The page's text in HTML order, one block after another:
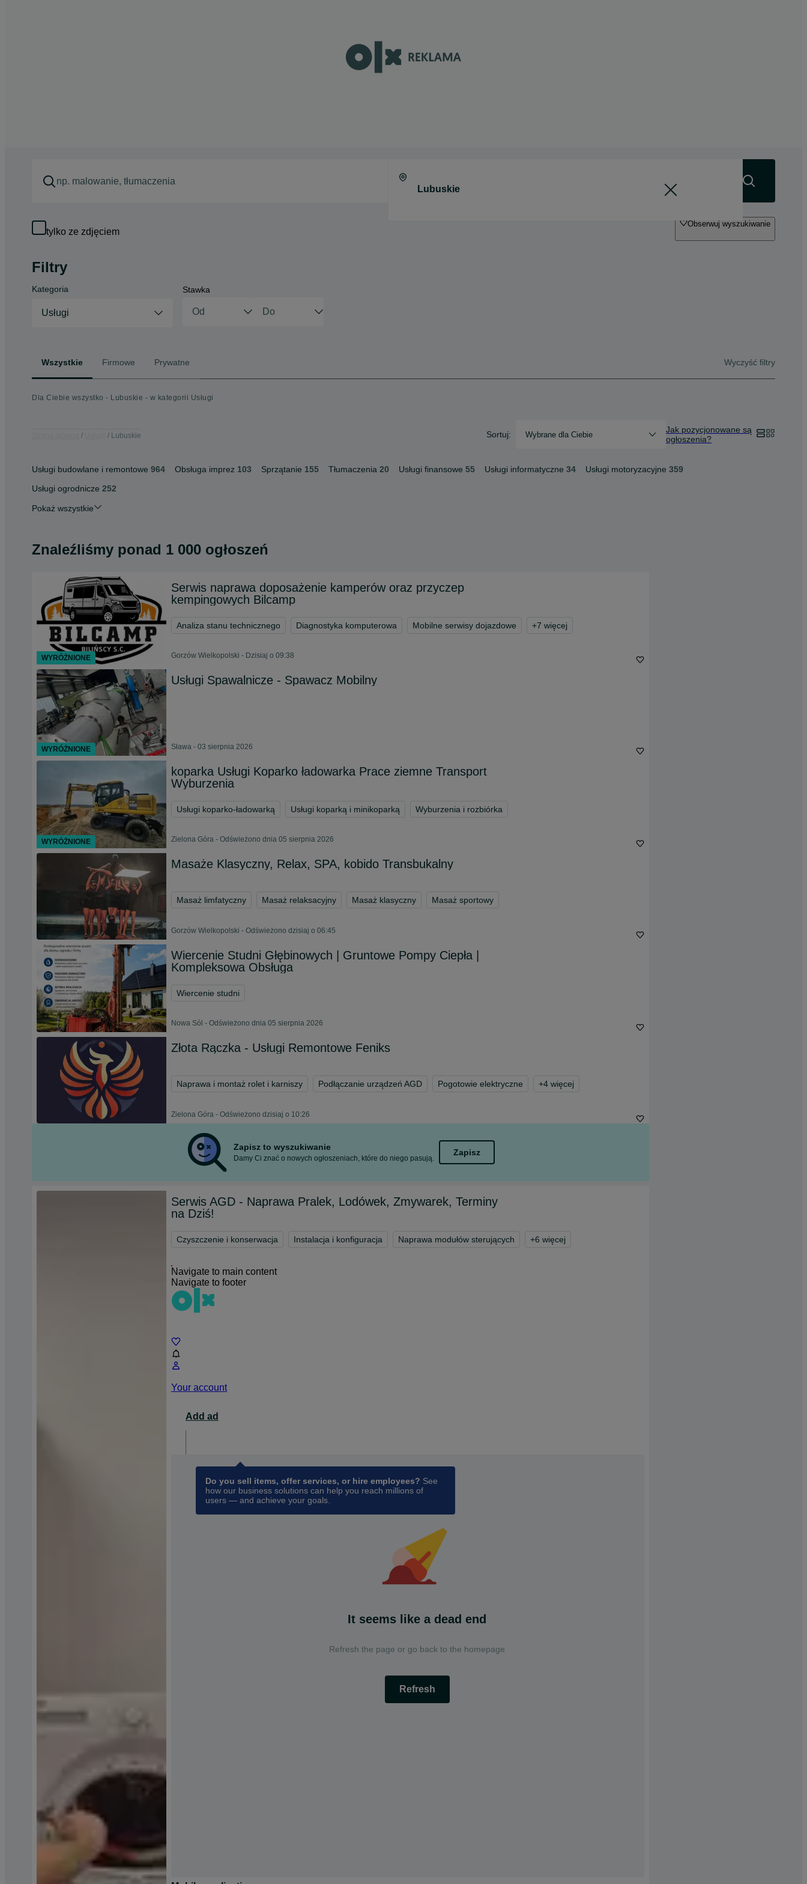
tylko ze zdjęciem
Obserwuj wyszukiwanie
Filtry
Kategoria
Usługi
Stawka
Wszystkie Firmowe Prywatne Wyczyść filtry
Dla Ciebie wszystko - Lubuskie - w kategorii Usługi
Lubuskie Sortuj: Wybrane dla Ciebie
Jak pozycjonowane są
ogłoszenia?
Usługi budowlane i remontowe 964 Obsługa imprez 103 Sprzątanie 155 Tłumaczenia 20 Usługi finansowe 55 Usługi informatyczne 34 Usługi motoryzacyjne 359
Usługi ogrodnicze 252
Pokaż wszystkie
Znaleźliśmy ponad 1 000 ogłoszeń
Serwis naprawa doposażenie kamperów oraz przyczep
kempingowych Bilcamp
Analiza stanu technicznego Diagnostyka komputerowa Mobilne serwisy dojazdowe +7 więcej
Gorzów Wielkopolski - Dzisiaj o 09:38
Usługi Spawalnicze - Spawacz Mobilny
Sława - 03 sierpnia 2026
koparka Usługi Koparko ładowarka Prace ziemne Transport
Wyburzenia
Usługi koparko-ładowarką Usługi koparką i minikoparką Wyburzenia i rozbiórka
Zielona Góra - Odświeżono dnia 05 sierpnia 2026
Masaże Klasyczny, Relax, SPA, kobido Transbukalny
Masaż limfatyczny Masaż relaksacyjny Masaż klasyczny Masaż sportowy
Gorzów Wielkopolski - Odświeżono dzisiaj o 06:45
Wiercenie Studni Głębinowych | Gruntowe Pompy Ciepła |
Kompleksowa Obsługa
Wiercenie studni
Nowa Sól - Odświeżono dnia 05 sierpnia 2026
Złota Rączka - Usługi Remontowe Feniks
Naprawa i montaż rolet i karniszy Podłączanie urządzeń AGD Pogotowie elektryczne +4 więcej
Zielona Góra - Odświeżono dzisiaj o 10:26
Zapisz to wyszukiwanie
Damy Ci znać o nowych ogłoszeniach, które do niego pasują.
Zapisz
Serwis AGD - Naprawa Pralek, Lodówek, Zmywarek, Terminy
na Dziś!
Czyszczenie i konserwacja Instalacja i konfiguracja Naprawa modułów sterujących +6 więcej
Navigate to main content
Navigate to footer
Your account
Add ad
Do you sell items, offer services, or hire employees? See
how our business solutions can help you reach millions of
users — and achieve your goals.
It seems like a dead end
Refresh the page or go back to the homepage
Refresh
WYRÓŻNIONE
WYRÓŻNIONE
WYRÓŻNIONE